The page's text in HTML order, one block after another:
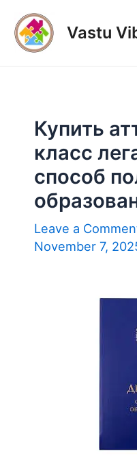
content
Vastu
Купить
класс
способ
Leave a
November 7,